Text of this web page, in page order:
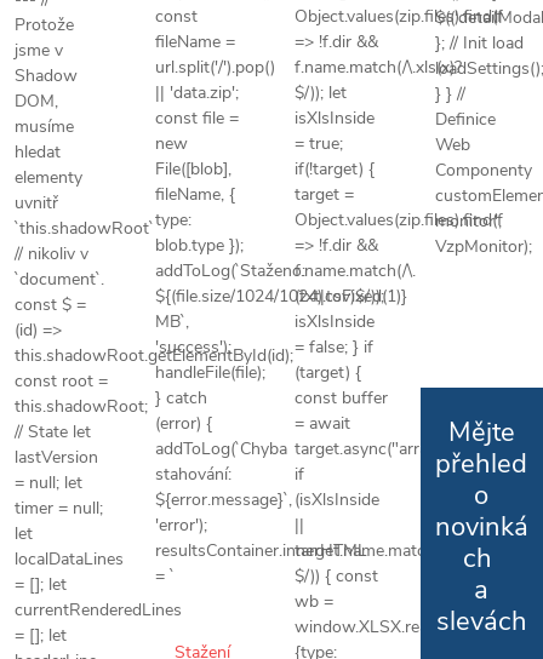
Protože
jsme v
Shadow
DOM,
musíme
hledat
elementy
uvnitř
`this.shadowRoot`
// nikoliv v
`document`.
const $ =
(id) =>
this.shadowRoot.getElementById(id);
const root =
this.shadowRoot;
// State let
lastVersion
= null; let
timer = null;
let
localDataLines
= []; let
currentRenderedLines
= []; let
const
fileName =
url.split('/').pop()
|| 'data.zip';
const file =
new
File([blob],
fileName, {
type:
blob.type });
addToLog(`Staženo:
${(file.size/1024/1024).toFixed(1)}
MB`,
'success');
handleFile(file);
} catch
(error) {
addToLog(`Chyba
stahování:
${error.message}`,
'error');
resultsContainer.innerHTML
= `
Stažení
Object.values(zip.files).find(f
=> !f.dir &&
f.name.match(/\.xls(x)?
$/)); let
isXlsInside
= true;
if(!target) {
target =
Object.values(zip.files).find(f
=> !f.dir &&
f.name.match(/\.
(txt|csv)$/));
isXlsInside
= false; } if
(target) {
const buffer
= await
target.async("arraybuffer");
if
(isXlsInside
||
target.name.match(/\.xls(x)?
$/)) { const
wb =
window.XLSX.read(buffer,
{type:
}; // Init load
loadSettings();
} } //
Definice
Web
Componenty
monitor',
VzpMonitor);
Zápatí
Mějte
přehled
o
novinká
ch
a
slevách